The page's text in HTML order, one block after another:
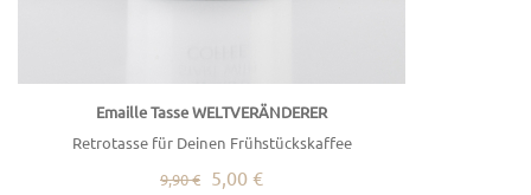
Emaille Tasse WELTVERÄNDERER
Retrotasse für Deinen Frühstückskaffee
9,90 € 5,00 €